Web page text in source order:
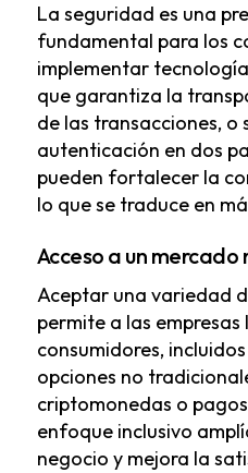
La seguridad es una
fundamental para los
implementar
que garantiza la
de las transacciones, o
autenticación en dos
pueden fortalecer la
lo que se traduce en
Acceso a un mercado
Aceptar una variedad
permite a las empresas
consumidores,
opciones no
criptomonedas o
enfoque inclusivo
negocio y mejora la